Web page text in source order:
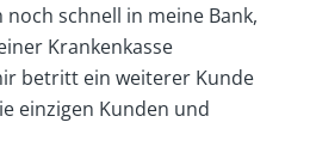
schnell in meine Bank,
Krankenkasse
betritt ein weiterer Kunde
einzigen Kunden und